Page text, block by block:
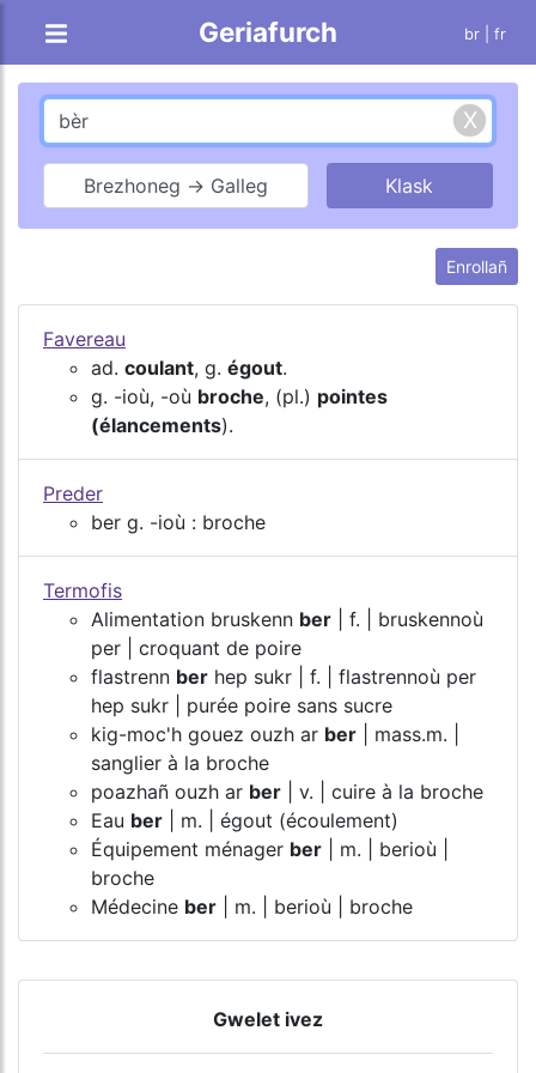
Geriafurch br | fr
Brezhoneg → Galleg
Enrollañ
Favereau
ad. coulant, g. égout.
g. -ioù, -où broche, (pl.) pointes
(élancements).
Preder
ber g. -ioù : broche
Termofis
Alimentation bruskenn ber | f. | bruskennoù
per | croquant de poire
flastrenn ber hep sukr | f. | flastrennoù per
hep sukr | purée poire sans sucre
kig-moc'h gouez ouzh ar ber | mass.m. |
sanglier à la broche
poazhañ ouzh ar ber | v. | cuire à la broche
Eau ber | m. | égout (écoulement)
Équipement ménager ber | m. | berioù |
broche
Médecine ber | m. | berioù | broche
Gwelet ivez